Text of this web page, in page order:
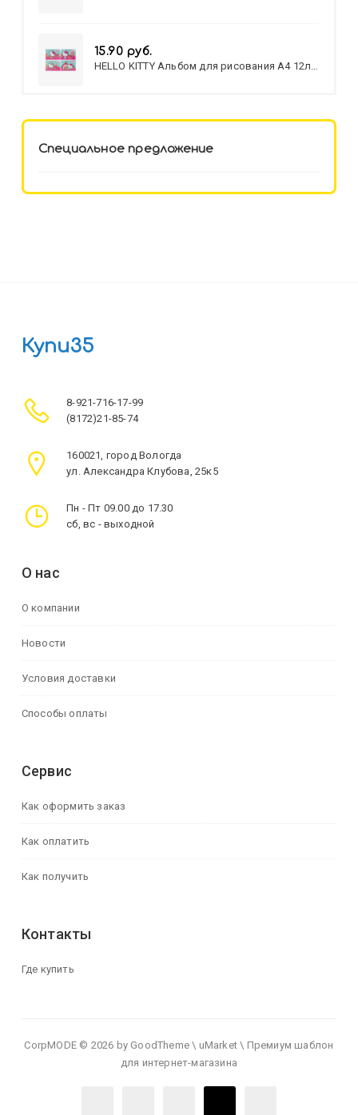
15.90 руб.
HELLO KITTY Альбом для рисования А4 12л.
Специальное предложение
Купи35
8-921-716-17-99
(8172)21-85-74
160021, город Вологда
ул. Александра Клубова, 25к5
Пн - Пт 09.00 до 17.30
сб, вс - выходной
О нас
О компании
Новости
Условия доставки
Способы оплаты
Сервис
Как оформить заказ
Как оплатить
Как получить
Контакты
Где купить
CorpMODE © 2026 by GoodTheme \ uMarket \ Премиум шаблон
для интернет-магазина